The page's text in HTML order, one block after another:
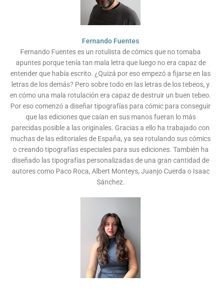
Fernando Fuentes
Fernando Fuentes es un rotulista de cómics que no tomaba
apuntes porque tenía tan mala letra que luego no era capaz de
entender que había escrito. ¿Quizá por eso empezó a fijarse en las
letras de los demás? Pero sobre todo en las letras de los tebeos, y
en cómo una mala rotulación era capaz de destruir un buen tebeo.
Por eso comenzó a diseñar tipografías para cómic para conseguir
que las ediciones que caían en sus manos fueran lo más
parecidas posible a las originales. Gracias a ello ha trabajado con
muchas de las editoriales de España, ya sea rotulando sus cómics
o creando tipografías especiales para sus ediciones. También ha
diseñado las tipografías personalizadas de una gran cantidad de
autores como Paco Roca, Albert Monteys, Juanjo Cuerda o Isaac
Sánchez.